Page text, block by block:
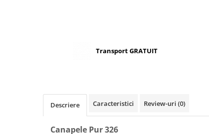
Transport GRATUIT
Descriere Caracteristici Review-uri (0)
Canapele Pur 326